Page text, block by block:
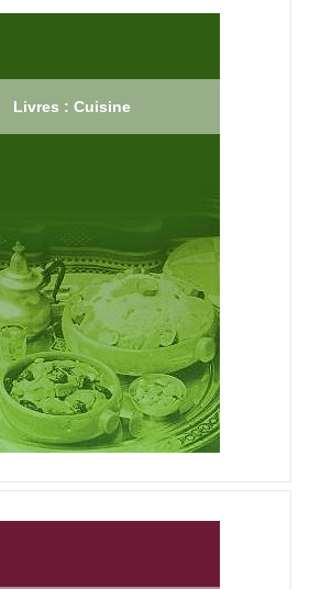
Livres : Cuisine